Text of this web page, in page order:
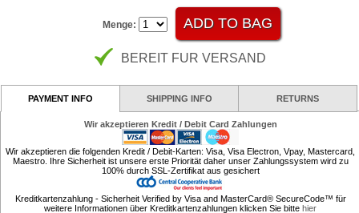
Menge:
BEREIT FUR VERSAND
PAYMENT INFO SHIPPING INFO RETURNS
Wir akzeptieren Kredit / Debit Card Zahlungen
Wir akzeptieren die folgenden Kredit / Debit-Karten: Visa, Visa Electron, Vpay, Mastercard,
Maestro. Ihre Sicherheit ist unsere erste Priorität daher unser Zahlungssystem wird zu
100% durch SSL-Zertifikat aus gesichert
Kreditkartenzahlung - Sicherheit Verified by Visa and MasterCard® SecureCode™ für
weitere Informationen über Kreditkartenzahlungen klicken Sie bitte hier